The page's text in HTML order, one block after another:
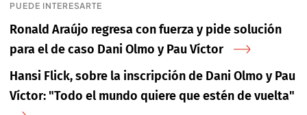
PUEDE INTERESARTE
Ronald Araújo regresa con fuerza y pide solución
para el de caso Dani Olmo y Pau Víctor
Hansi Flick, sobre la inscripción de Dani Olmo y Pau
Víctor: "Todo el mundo quiere que estén de vuelta"